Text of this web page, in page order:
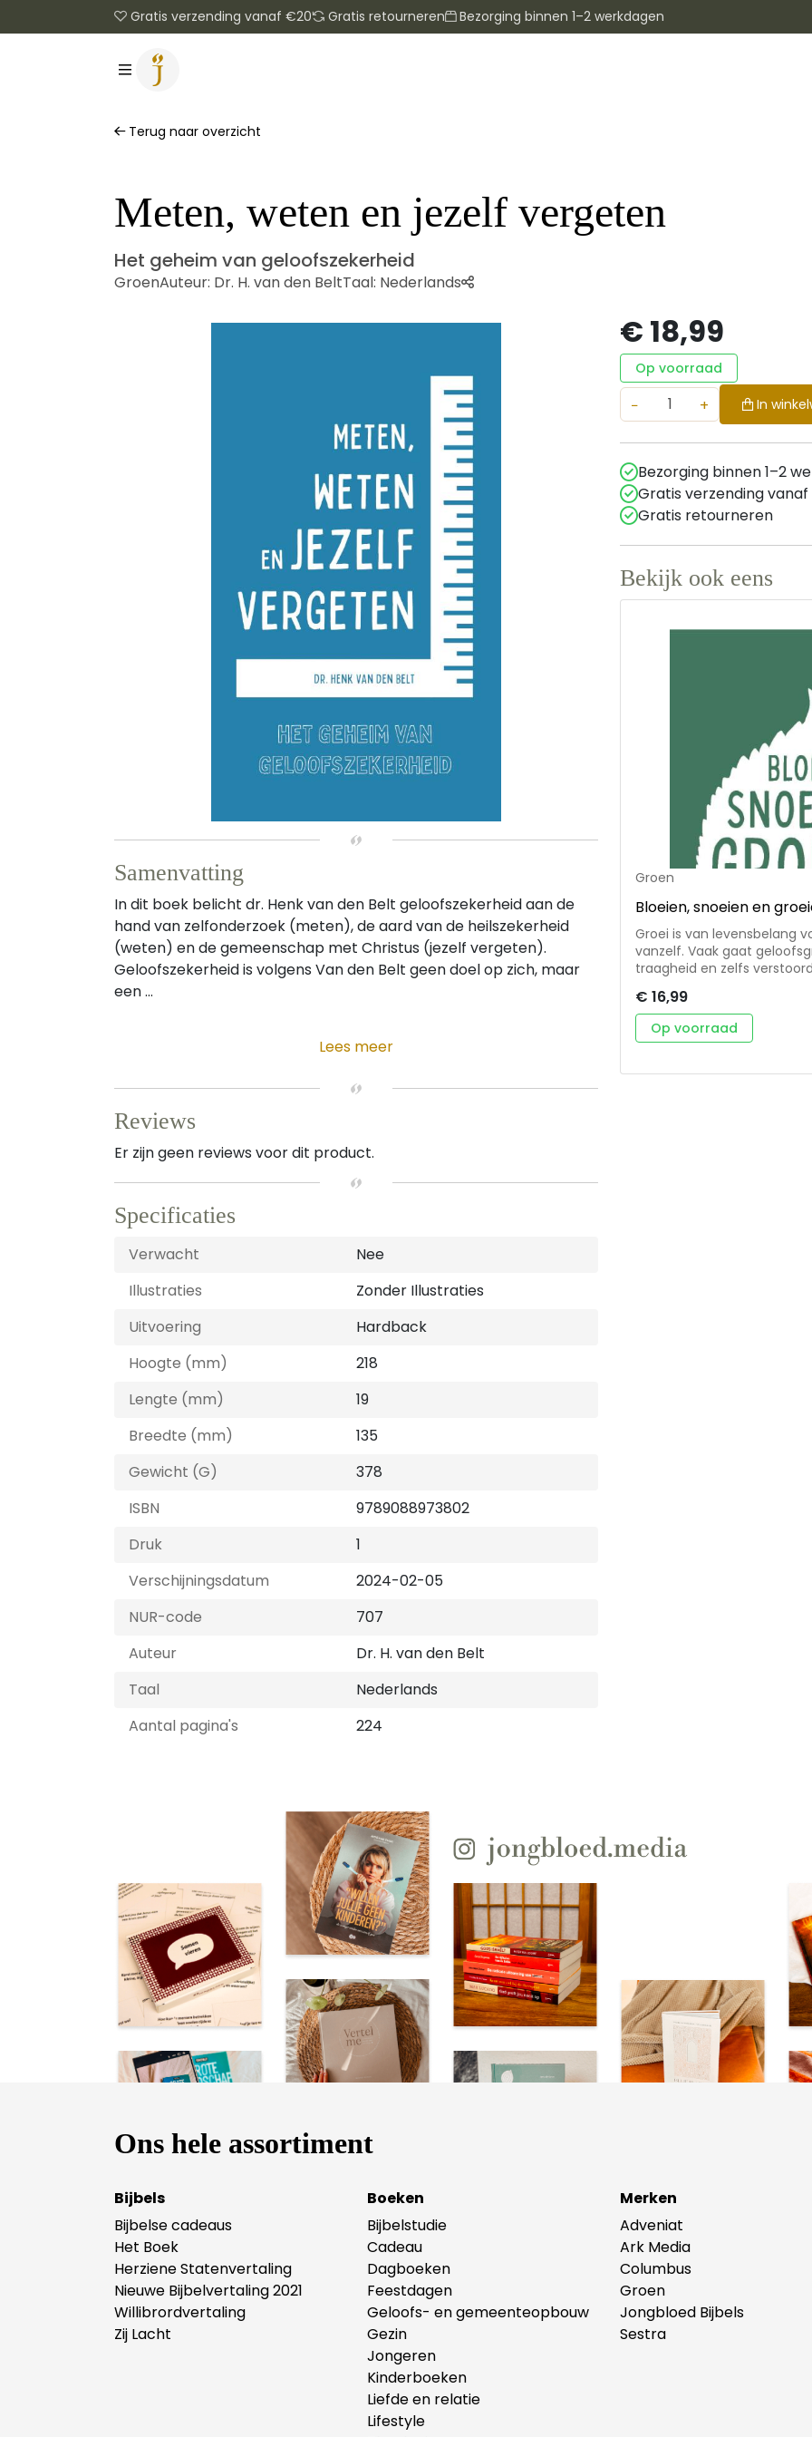
Gratis verzending vanaf €20 Gratis retourneren Bezorging binnen 1–2 werkdagen
Terug naar overzicht
Meten, weten en jezelf vergeten
Het geheim van geloofszekerheid
GroenAuteur: Dr. H. van den BeltTaal: Nederlands
Samenvatting
In dit boek belicht dr. Henk van den Belt geloofszekerheid aan de
hand van zelfonderzoek (meten), de aard van de heilszekerheid
(weten) en de gemeenschap met Christus (jezelf vergeten).
Geloofszekerheid is volgens Van den Belt geen doel op zich, maar
een ...
Lees meer
Reviews
Er zijn geen reviews voor dit product.
Specificaties
Verwacht
Nee
Illustraties
Zonder Illustraties
Uitvoering
Hardback
Hoogte (mm)
218
Lengte (mm)
19
Breedte (mm)
135
Gewicht (G)
378
ISBN
9789088973802
Druk
1
Verschijningsdatum
2024-02-05
NUR-code
707
Auteur
Dr. H. van den Belt
Taal
Nederlands
Aantal pagina's
224
€ 18,99
Op voorraad
− + In
Bezorging binnen 1–2
Gratis verzending
Gratis retourneren
Bekijk ook eens
Groen
Bloeien, snoeien en
Groei is van levensbelang
vanzelf. Vaak gaat
traagheid en zelfs
Het geeft aanwijzingen
God. Het geheim van de
maar dat Gods genade
van Christus.
€ 16,99
Op voorraad
Ons hele assortiment
Bijbels
Bijbelse cadeaus
Het Boek
Herziene Statenvertaling
Nieuwe Bijbelvertaling 2021
Willibrordvertaling
Zij Lacht
Boeken
Bijbelstudie
Cadeau
Dagboeken
Feestdagen
Geloofs- en gemeenteopbouw
Gezin
Jongeren
Kinderboeken
Liefde en relatie
Lifestyle
Merken
Adveniat
Ark Media
Columbus
Groen
Jongbloed Bijbels
Sestra